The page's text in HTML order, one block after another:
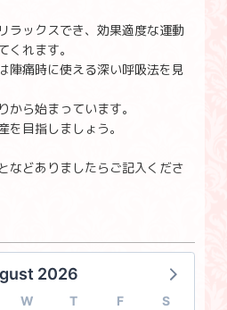
ラックスでき、効果適度な運動
くれます。
陣痛時に使える深い呼吸法を見
から始まっています。
を目指しましょう。
などありましたらご記入くださ
2026
W T F
S